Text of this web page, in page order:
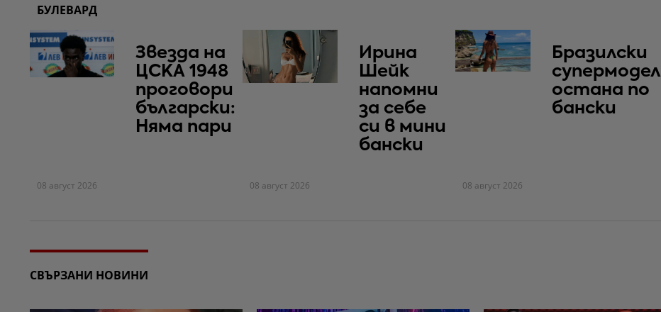
БУЛЕВАРД
Звезда на
ЦСКА 1948
проговори
български:
Няма пари
08 август 2026
Ирина
Шейк
напомни
за себе
си в мини
бански
08 август 2026
Бразилски
супермодел
остана по
бански
08 август 2026
СВЪРЗАНИ НОВИНИ